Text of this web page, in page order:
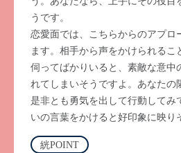
うです。
恋愛面では、こちらからのアプロ
ます。相手から声をかけられるこ
伺ってばかりいると、素敵な意中
れてしまいそうですよ。あなたの
是非とも勇気を出して行動してみ
いの言葉をかけると好印象に映り
絖POINT